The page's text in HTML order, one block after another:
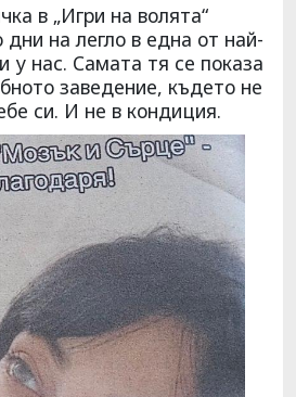
в „Игри на волята“
дни на легло в една от най-
у нас. Самата тя се показа
заведение, където не
си. И не в кондиция.